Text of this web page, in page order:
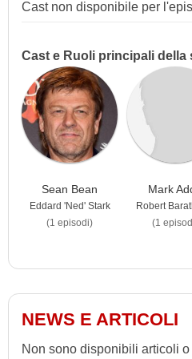
Cast non disponibile per
Cast e Ruoli principali della
Sean Bean
Eddard 'Ned' Stark
(1 episodi)
Mark
Robert
(1
NEWS E ARTICOLI
Non sono disponibili articoli